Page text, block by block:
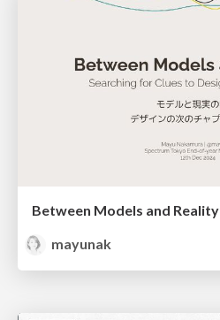
Between Models and Reality
mayunak